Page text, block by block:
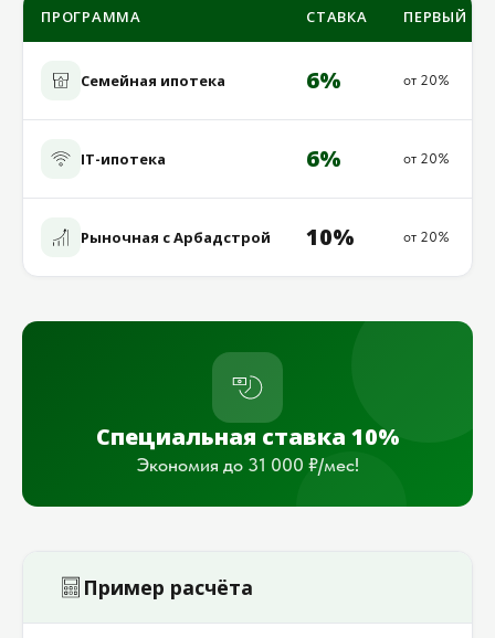
ПРОГРАММА СТАВКА ПЕРВЫЙ
Семейная ипотека 6% от 20%
IT-ипотека 6% от 20%
Рыночная с Арбадстрой 10% от 20%
Специальная ставка 10%
Экономия до 31 000 ₽/мес!
Пример расчёта